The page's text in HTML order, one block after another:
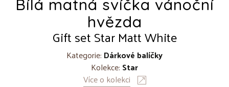
Bílá matná svíčka vánoční
hvězda
Gift set Star Matt White
Kategorie: Dárkové balíčky
Kolekce: Star
Více o kolekci